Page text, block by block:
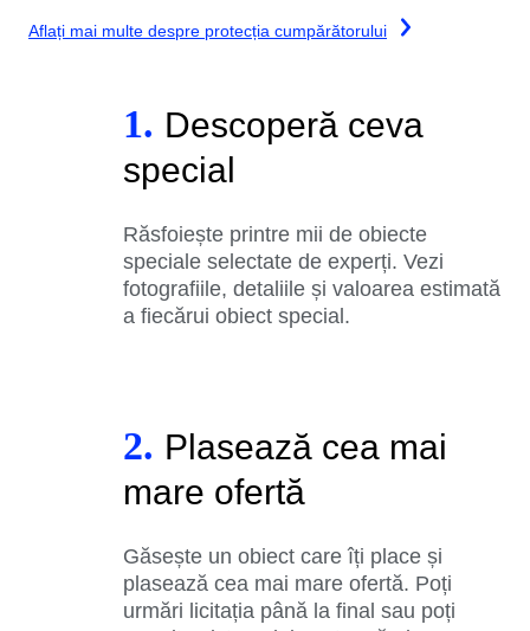
Aflați mai multe despre protecția cumpărătorului
1. Descoperă ceva
special
Răsfoiește printre mii de obiecte
speciale selectate de experți. Vezi
fotografiile, detaliile și valoarea estimată
a fiecărui obiect special.
2. Plasează cea mai
mare ofertă
Găsește un obiect care îți place și
plasează cea mai mare ofertă. Poți
urmări licitația până la final sau poți